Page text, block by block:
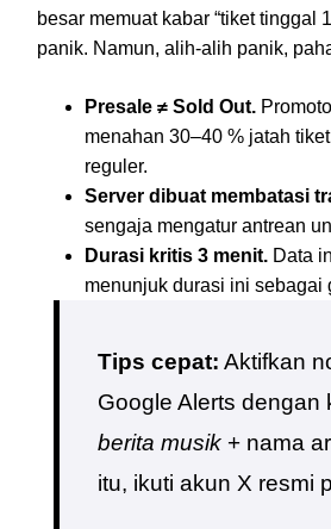
besar memuat kabar “tiket tinggal
panik. Namun, alih-alih panik,
Presale ≠ Sold Out.
menahan 30–40 % jatah
reguler.
Server dibuat membatasi
sengaja mengatur antrean
Durasi kritis 3 menit. Data
menunjuk durasi ini sebagai
Tips cepat: Aktifkan
Google Alerts dengan
berita musik+ nama
itu, ikuti akun X resmi